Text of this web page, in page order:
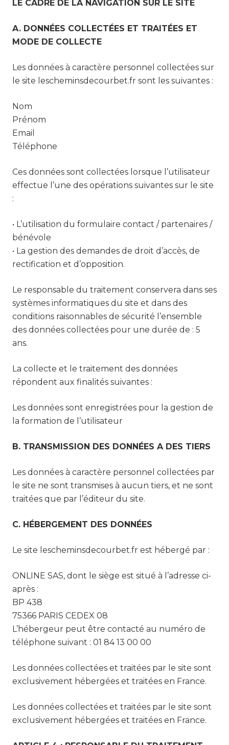
LE CADRE DE LA NAVIGATION SUR LE SITE
A. DONNÉES COLLECTÉES ET TRAITÉES ET
MODE DE COLLECTE
Les données à caractère personnel collectées sur
le site lescheminsdecourbet.fr sont les suivantes :
Nom
Prénom
Email
Téléphone
Ces données sont collectées lorsque l’utilisateur
effectue l’une des opérations suivantes sur le site
:
• L’utilisation du formulaire contact / partenaires /
bénévole
• La gestion des demandes de droit d’accès, de
rectification et d’opposition.
Le responsable du traitement conservera dans ses
systèmes informatiques du site et dans des
conditions raisonnables de sécurité l’ensemble
des données collectées pour une durée de : 5
ans.
La collecte et le traitement des données
répondent aux finalités suivantes :
Les données sont enregistrées pour la gestion de
la formation de l’utilisateur
B. TRANSMISSION DES DONNÉES A DES TIERS
Les données à caractère personnel collectées par
le site ne sont transmises à aucun tiers, et ne sont
traitées que par l’éditeur du site.
C. HÉBERGEMENT DES DONNÉES
Le site lescheminsdecourbet.fr est hébergé par :
ONLINE SAS, dont le siège est situé à l’adresse ci-
après :
BP 438
75366 PARIS CEDEX 08
L’hébergeur peut être contacté au numéro de
téléphone suivant : 01 84 13 00 00
Les données collectées et traitées par le site sont
exclusivement hébergées et traitées en France.
Les données collectées et traitées par le site sont
exclusivement hébergées et traitées en France.